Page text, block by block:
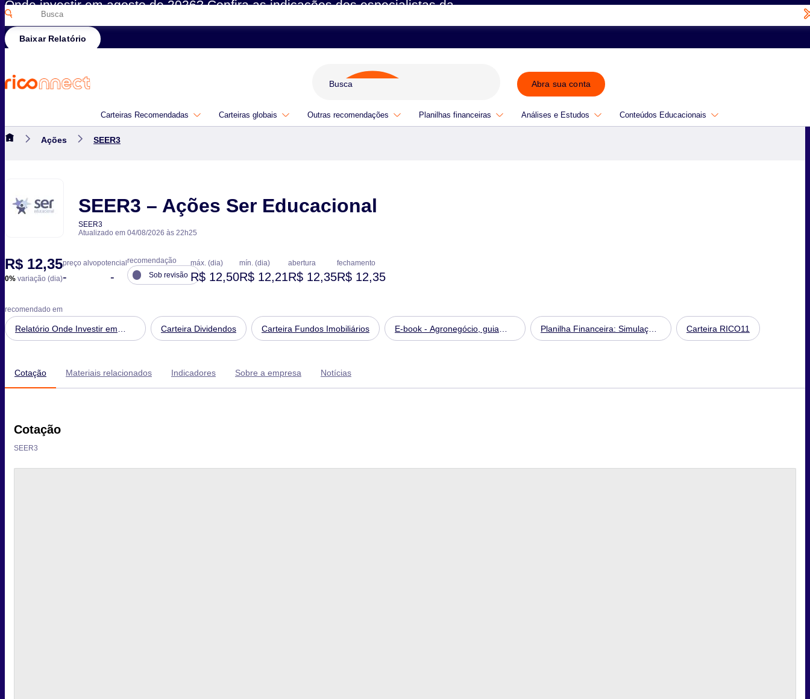
Pesquisar
por:
Onde investir em agosto de 2026? Confira as indicações dos especialistas da
Rico
Baixar Relatório
Abra sua conta
Carteiras Recomendadas Carteiras globais Outras recomendações Planilhas financeiras Análises e Estudos Conteúdos Educacionais
Ações SEER3
SEER3 – Ações Ser Educacional
SEER3
Atualizado em 04/08/2026 às 22h25
R$ 12,35
0% variação (dia)
preço alvo
-
potencial
-
recomendação
Sob revisão
máx. (dia)
R$ 12,50
mín. (dia)
R$ 12,21
abertura
R$ 12,35
fechamento
R$ 12,35
recomendado em
Relatório Onde Investir em
Agosto de 2026
Carteira Dividendos Carteira Fundos Imobiliários
E-book - Agronegócio, guia
completo para começar a
Planilha Financeira: Simulação
de Patrimônio Futuro
Carteira RICO11
Cotação Materiais relacionados Indicadores Sobre a empresa Notícias
Cotação
SEER3